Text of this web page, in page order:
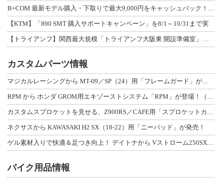
【KTM】「890 SMT 購入サポートキャンペーン」を8/1～10/31まで実
カスタムパーツ情報
ネクサスから KAWASAKI H2 SX（18-22）用「ニーパッド」が発売！
バイク用品情報